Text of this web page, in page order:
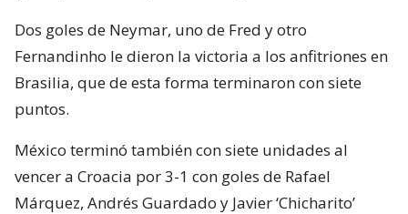
Dos goles de Neymar, uno de Fred y otro
Fernandinho le dieron la victoria a los anfitriones en
Brasilia, que de esta forma terminaron con siete
puntos.
México terminó también con siete unidades al
vencer a Croacia por 3-1 con goles de Rafael
Márquez, Andrés Guardado y Javier ‘Chicharito’